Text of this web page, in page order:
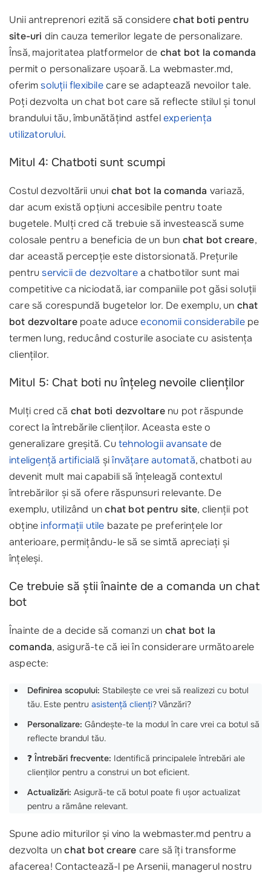
Unii antreprenori ezită să considerechat boti pentru
site-uri din cauza temerilor legate de personalizare.
Însă, majoritatea platformelor de chat bot la comanda
permit o personalizare ușoară. La webmaster.md,
oferimsoluții flexibilecare se adaptează nevoilor tale.
Poți dezvolta un chat bot care să reflecte stilul și tonul
brandului tău, îmbunătățind astfelexperiența
utilizatorului.
Mitul 4: Chatboti sunt scumpi
Costul dezvoltării unui chat bot la comanda variază,
dar acum există opțiuni accesibile pentru toate
bugetele. Mulți cred că trebuie să investească sume
colosale pentru a beneficia de un bun chat bot creare,
dar această percepție este distorsionată. Prețurile
pentruservicii de dezvoltarea chatbotilor sunt mai
competitive ca niciodată, iar companiile pot găsi soluții
care să corespundă bugetelor lor. De exemplu, un chat
bot dezvoltarepoate aduceeconomii considerabilepe
termen lung, reducând costurile asociate cu asistența
clienților.
Mitul 5: Chat boti nu înțeleg nevoile clienților
Mulți cred că chat boti dezvoltarenu pot răspunde
corect la întrebările clienților. Aceasta este o
generalizare greșită. Cutehnologii avansatede
inteligență artificială șiînvățare automată, chatboti au
devenit mult mai capabili să înțeleagă contextul
întrebărilor și să ofere răspunsuri relevante. De
exemplu, utilizând unchat bot pentru site, clienții pot
obține informații utile bazate pe preferințele lor
anterioare, permițându-le să se simtă apreciați și
înțeleși.
Ce trebuie să știi înainte de a comanda un chat
bot
Înainte de a decide să comanzi un chat bot la
comanda, asigură-te că iei în considerare următoarele
aspecte:
Definirea scopului: Stabilește ce vrei să realizezi cu botul
tău. Este pentru asistență clienți? Vânzări?
Personalizare: Gândește-te la modul în care vrei ca botul să
reflecte brandul tău.
❓Întrebări frecvente: Identifică principalele întrebări ale
clienților pentru a construi un bot eficient.
Actualizări: Asigură-te că botul poate fi ușor actualizat
pentru a rămâne relevant.
Spune adio miturilor și vino la webmaster.md pentru a
dezvolta unchat bot creare care să îți transforme
afacerea! Contactează-l pe Arsenii, managerul nostru